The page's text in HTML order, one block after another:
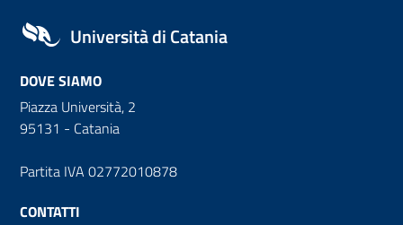
Università di Catania
DOVE SIAMO
Piazza Università, 2
95131 - Catania
Partita IVA 02772010878
CONTATTI